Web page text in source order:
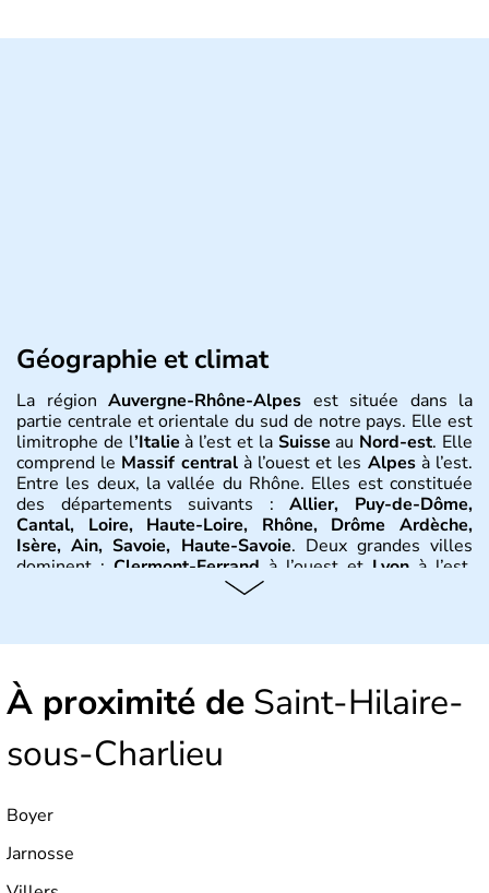
Géographie et climat
La région Auvergne-Rhône-Alpes est située dans la
partie centrale et orientale du sud de notre pays. Elle est
limitrophe de l’Italie à l’est et la Suisse au Nord-est. Elle
comprend le Massif centralà l’ouest et les Alpesà l’est.
Entre les deux, la vallée du Rhône. Elles est constituée
des départements suivants :Allier, Puy-de-Dôme,
Cantal, Loire, Haute-Loire, Rhône, Drôme Ardèche,
Isère, Ain, Savoie, Haute-Savoie. Deux grandes villes
dominent : Clermont-Ferrand à l’ouest et Lyon à l’est.
D’autres villes ont une réelle importance dans la région
exemple. La région est bordée au Nord-Est par le climat
Sud-Est par le climat méditerranéen.
Histoire et administration
lors de la
avant J.-C. On trouve de nombreux vestiges dans la
région, dont 200 km d’aqueducs, ou encore les
À proximité de Saint-Hilaire-
sous-Charlieu
Boyer
Jarnosse